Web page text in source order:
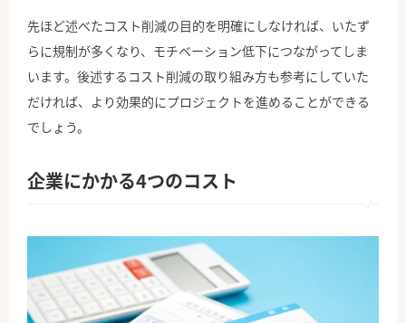
先ほど述べたコスト削減の目的を明確にしなければ、いたず
らに規制が多くなり、モチベーション低下につながってしま
います。後述するコスト削減の取り組み方も参考にしていた
だければ、より効果的にプロジェクトを進めることができる
でしょう。
企業にかかる4つのコスト